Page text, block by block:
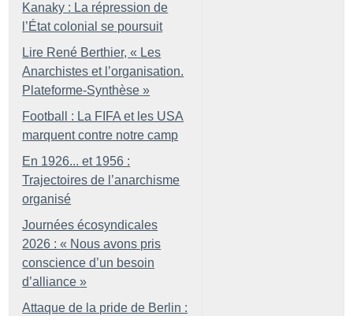
Kanaky : La répression de
l’État colonial se poursuit
Lire René Berthier, « Les
Anarchistes et l’organisation.
Plateforme-Synthèse »
Football : La FIFA et les USA
marquent contre notre camp
En 1926... et 1956 :
Trajectoires de l’anarchisme
organisé
Journées écosyndicales
2026 : « Nous avons pris
conscience d’un besoin
d’alliance »
Attaque de la pride de Berlin :